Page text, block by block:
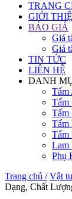
TRANG
GIỚI
BÁO GIÁ
Giá
Giá
TIN TỨC
LIÊN HỆ
DANH
Tấm
Tấm
Tấm
Tấm
Tấm
Lam
Phụ
Trang chủ / Vật
Dạng, Chất